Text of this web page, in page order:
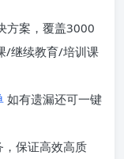
方案，覆盖3000
/继续教育/培训课
如有遗漏还可一键
保证高效高质